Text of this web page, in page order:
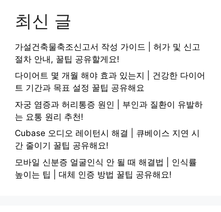
최신 글
가설건축물축조신고서 작성 가이드 | 허가 및 신고
절차 안내, 꿀팁 공유할게요!
다이어트 몇 개월 해야 효과 있는지 | 건강한 다이어
트 기간과 목표 설정 꿀팁 공유해요
자궁 염증과 허리통증 원인 | 부인과 질환이 유발하
는 요통 원리 추천!
Cubase 오디오 레이턴시 해결 | 큐베이스 지연 시
간 줄이기 꿀팁 공유해요!
모바일 신분증 얼굴인식 안 될 때 해결법 | 인식률
높이는 팁 | 대체 인증 방법 꿀팁 공유해요!